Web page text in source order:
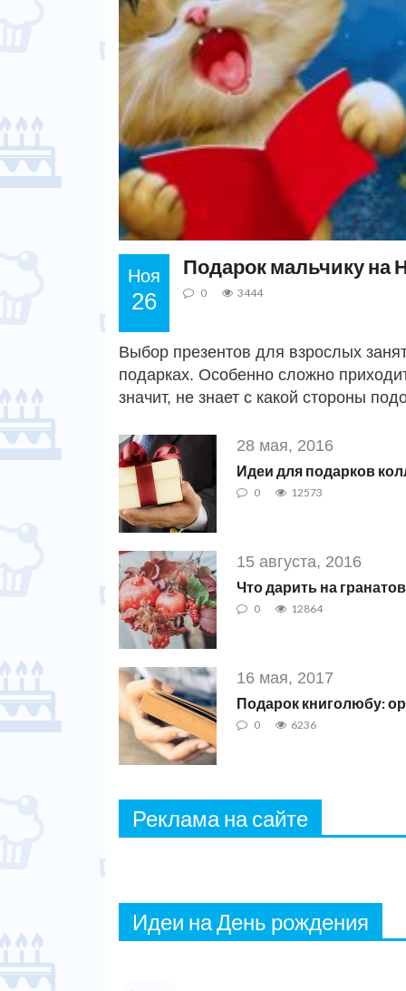
Ноя
26
Подарок мальчику на
0 3444
Выбор презентов для взрослых
подарках. Особенно сложно
значит, не знает с какой стороны
28 мая, 2016
Идеи для подарков
0 12573
15 августа, 2016
Что дарить на
0 12864
16 мая, 2017
Подарок книголюбу:
0 6236
Реклама на сайте
Идеи на День рождения